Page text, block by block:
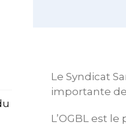
Le Syndicat
importante
L’OGBL est